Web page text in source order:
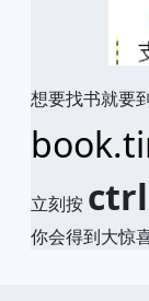
想要找书就要
立刻按
你会得到大惊